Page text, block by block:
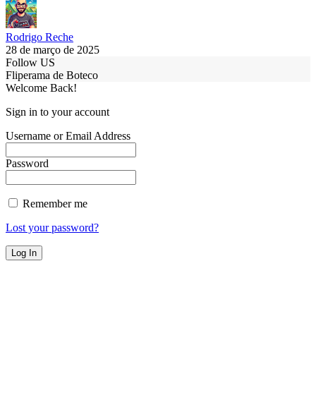
Rodrigo Reche
28 de março de 2025
Follow US
Fliperama de Boteco
Welcome Back!
Sign in to your account
Username or Email Address
Password
Remember me
Lost your password?